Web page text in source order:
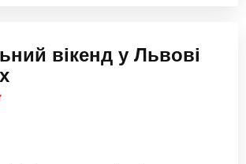
вікенд у Львові